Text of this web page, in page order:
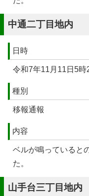
中通二丁目地内
日時
令和7年11月11日5時
種別
移報通報
内容
ベルが鳴っていると
た。
山手台三丁目地内